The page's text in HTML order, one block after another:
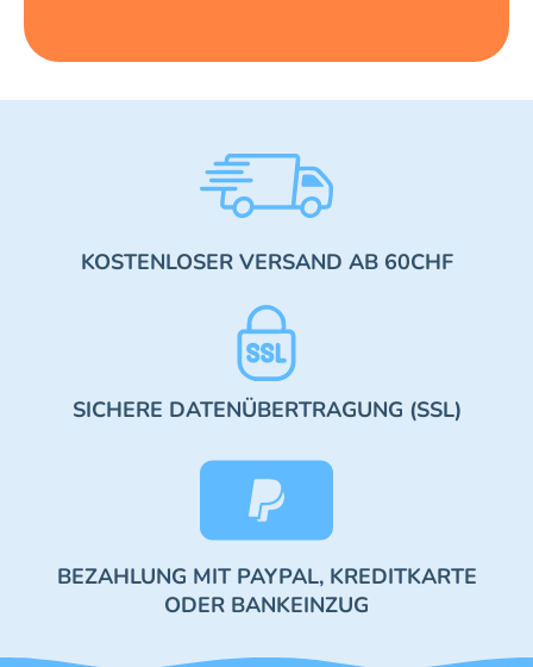
KOSTENLOSER VERSAND AB 60CHF
SICHERE DATENÜBERTRAGUNG (SSL)
BEZAHLUNG MIT PAYPAL, KREDITKARTE
ODER BANKEINZUG